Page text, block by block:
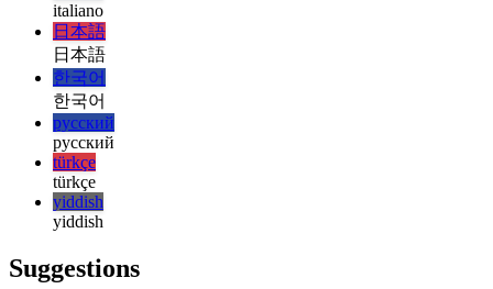
हिन्दी
magyar
magyar
italiano
italiano
日本語
日本語
한국어
한국어
русский
русский
türkçe